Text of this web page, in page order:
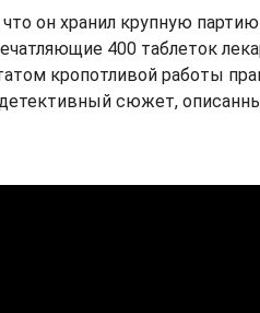
что он хранил крупную
400 таблеток
кропотливой работы
сюжет,